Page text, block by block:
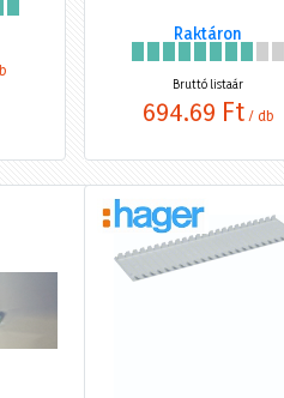
Raktáron
Bruttó listaár
694,69 Ft / db